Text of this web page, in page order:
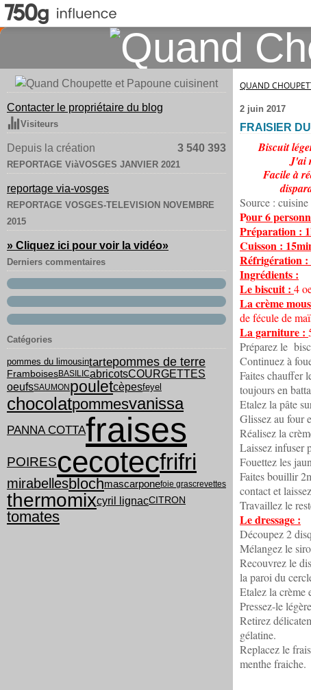
Contacter le propriétaire du blog
Visiteurs
Depuis la création 3 540 393
REPORTAGE ViàVOSGES JANVIER 2021
reportage via-vosges
REPORTAGE VOSGES-TELEVISION NOVEMBRE
2015
» Cliquez ici pour voir la vidéo»
Derniers commentaires
Catégories
pommes du limousintartepommes de terre
FramboisesBASILICabricotsCOURGETTES
oeufsSAUMONpouletcèpesfeyel
chocolatpommesvanissa
PANNA COTTAfraises
POIREScecotecfrifri
mirabellesblochmascarponefoie grascrevettes
thermomixcyril lignacCITRON
tomates
QUAND
2 juin 2017
FRAISIER
Biscuit
J'ai
Facile à
Source :
Pour 6
Préparation :
Cuisson :
Réfrigération :
Ingrédients :
Le biscuit : 4
La crème
de fécule de
La garniture :
Préparez le
Continuez à
Faites chauffer
toujours en
Etalez la pâte
Glissez au four
Réalisez la
Laissez infuser
Fouettez les
Faites bouillir
contact et
Travaillez le
Le dressage :
Découpez 2
Mélangez le
Recouvrez le
la paroi du
Etalez la crème
Pressez-le
Retirez
gélatine.
Replacez le
menthe fraiche.